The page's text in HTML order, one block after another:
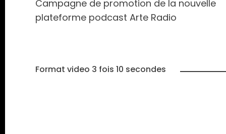
Campagne de promotion de la nouvelle
plateforme podcast Arte Radio
Format video 3 fois 10 secondes